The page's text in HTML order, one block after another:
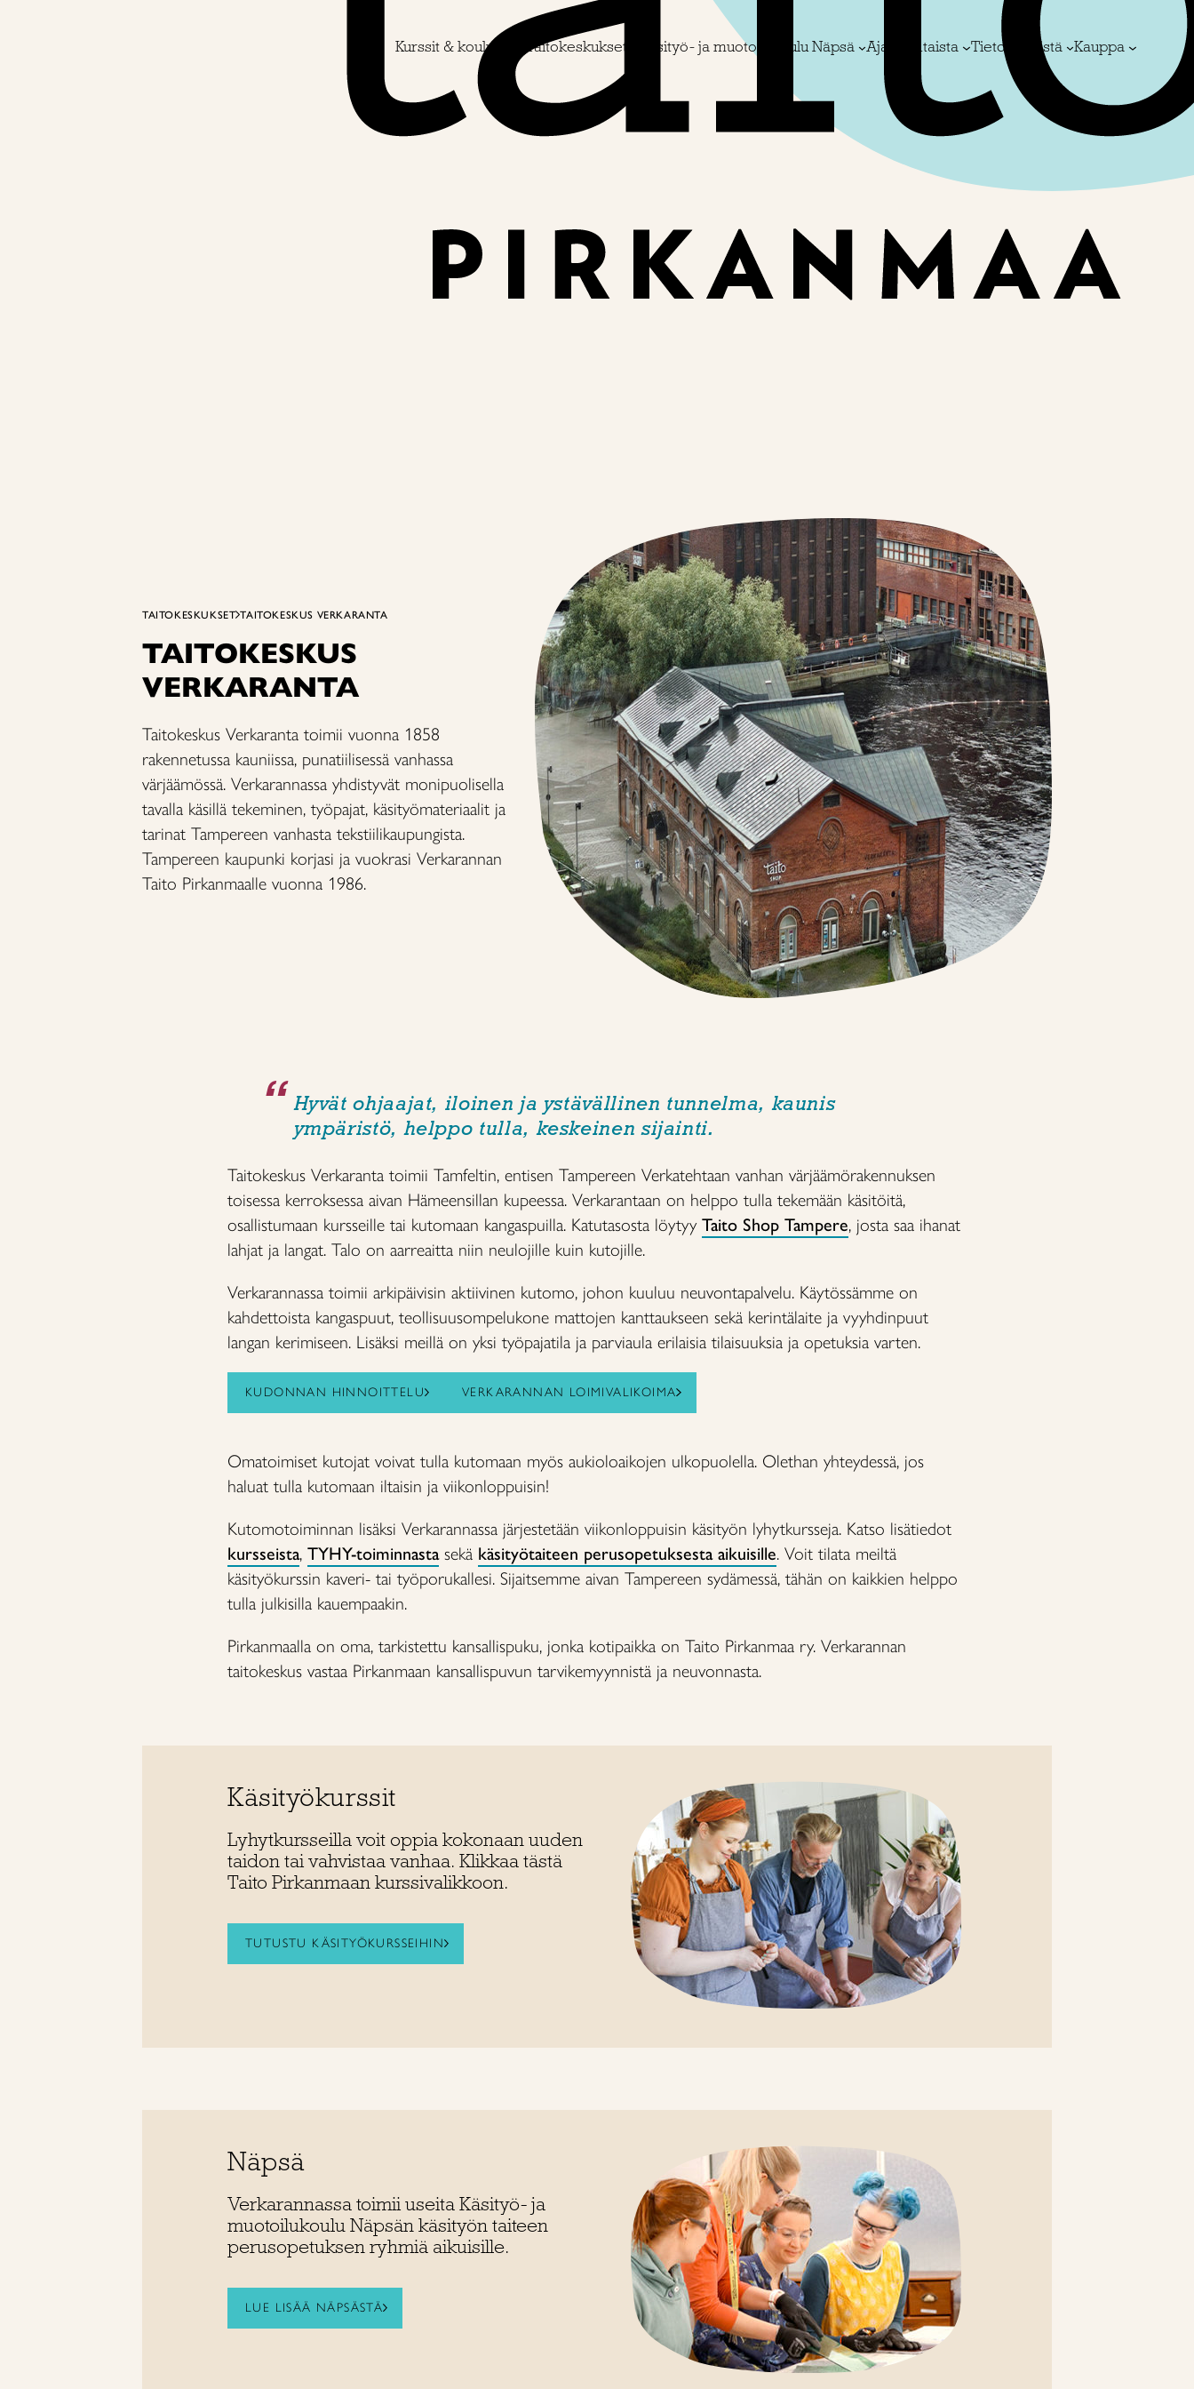
Kurssit & koulutus Taitokeskukset Käsityö- ja muotoilukoulu Näpsä Ajankohtaista Tietoa meistä Kauppa
TAITOKESKUKSET TAITOKESKUS VERKARANTA
TAITOKESKUS
VERKARANTA
Taitokeskus Verkaranta toimii vuonna 1858
rakennetussa kauniissa, punatiilisessä vanhassa
värjäämössä. Verkarannassa yhdistyvät monipuolisella
tavalla käsillä tekeminen, työpajat, käsityömateriaalit ja
tarinat Tampereen vanhasta tekstiilikaupungista.
Tampereen kaupunki korjasi ja vuokrasi Verkarannan
Taito Pirkanmaalle vuonna 1986.
Hyvät ohjaajat, iloinen ja ystävällinen tunnelma, kaunis
ympäristö, helppo tulla, keskeinen sijainti.
Taitokeskus Verkaranta toimii Tamfeltin, entisen Tampereen Verkatehtaan vanhan värjäämörakennuksen
toisessa kerroksessa aivan Hämeensillan kupeessa. Verkarantaan on helppo tulla tekemään käsitöitä,
osallistumaan kursseille tai kutomaan kangaspuilla. Katutasosta löytyy Taito Shop Tampere, josta saa ihanat
lahjat ja langat. Talo on aarreaitta niin neulojille kuin kutojille.
Verkarannassa toimii arkipäivisin aktiivinen kutomo, johon kuuluu neuvontapalvelu. Käytössämme on
kahdettoista kangaspuut, teollisuusompelukone mattojen kanttaukseen sekä kerintälaite ja vyyhdinpuut
langan kerimiseen. Lisäksi meillä on yksi työpajatila ja parviaula erilaisia tilaisuuksia ja opetuksia varten.
KUDONNAN HINNOITTELU VERKARANNAN LOIMIVALIKOIMA
Omatoimiset kutojat voivat tulla kutomaan myös aukioloaikojen ulkopuolella. Olethan yhteydessä, jos
haluat tulla kutomaan iltaisin ja viikonloppuisin!
Kutomotoiminnan lisäksi Verkarannassa järjestetään viikonloppuisin käsityön lyhytkursseja. Katso lisätiedot
kursseista, TYHY-toiminnastasekä käsityötaiteen perusopetuksesta aikuisille. Voit tilata meiltä
käsityökurssin kaveri- tai työporukallesi. Sijaitsemme aivan Tampereen sydämessä, tähän on kaikkien helppo
tulla julkisilla kauempaakin.
Pirkanmaalla on oma, tarkistettu kansallispuku, jonka kotipaikka on Taito Pirkanmaa ry. Verkarannan
taitokeskus vastaa Pirkanmaan kansallispuvun tarvikemyynnistä ja neuvonnasta.
Käsityökurssit
Lyhytkursseilla voit oppia kokonaan uuden
taidon tai vahvistaa vanhaa. Klikkaa tästä
Taito Pirkanmaan kurssivalikkoon.
TUTUSTU KÄSITYÖKURSSEIHIN
Näpsä
Verkarannassa toimii useita Käsityö- ja
muotoilukoulu Näpsän käsityön taiteen
perusopetuksen ryhmiä aikuisille.
LUE LISÄÄ NÄPSÄSTÄ